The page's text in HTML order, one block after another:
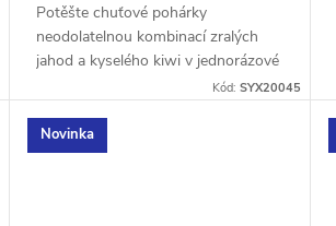
Potěšte chuťové pohárky
neodolatelnou kombinací zralých
jahod a kyselého kiwi v jednorázové
e-cigaretě SYX BAR Strawberry
Kód: SYX20045
Novinka